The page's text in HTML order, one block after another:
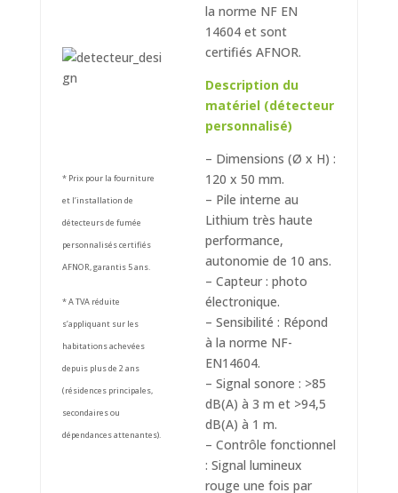
* Prix pour la fourniture
et l’installation de
détecteurs de fumée
personnalisés certifiés
AFNOR, garantis 5 ans.
* A TVA réduite
s’appliquant sur les
habitations achevées
depuis plus de 2 ans
(résidences principales,
secondaires ou
dépendances attenantes).
la norme NF EN
14604 et sont
certifiés AFNOR.
Description du
matériel (détecteur
personnalisé)
– Dimensions (Ø x H) :
120 x 50 mm.
– Pile interne au
Lithium très haute
performance,
autonomie de 10 ans.
– Capteur : photo
électronique.
– Sensibilité : Répond
à la norme NF-
EN14604.
– Signal sonore : >85
dB(A) à 3 m et >94,5
dB(A) à 1 m.
– Contrôle fonctionnel
: Signal lumineux
rouge une fois par